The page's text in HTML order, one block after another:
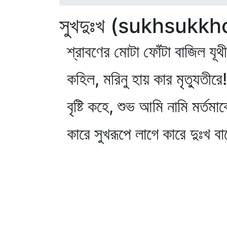
সুখদুঃখ
শ্রাবণের মোটা ফোঁটা বাজিল
কহিল, মরিনু হায় কার মৃত্যুতীরে!
বৃষ্টি কহে, শুভ আমি নামি
কারে সুখরূপে লাগে কারে দুঃখ